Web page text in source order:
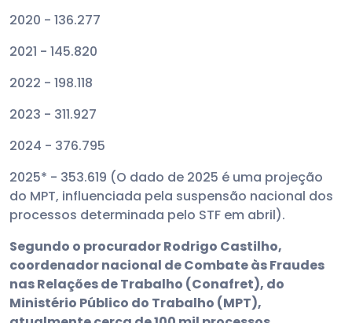
2020 - 136.277
2021 - 145.820
2022 - 198.118
2023 - 311.927
2024 - 376.795
2025* - 353.619 (O dado de 2025 é uma projeção
do MPT, influenciada pela suspensão nacional dos
processos determinada pelo STF em abril).
Segundo o procurador Rodrigo Castilho,
coordenador nacional de Combate às Fraudes
nas Relações de Trabalho (Conafret), do
Ministério Público do Trabalho (MPT),